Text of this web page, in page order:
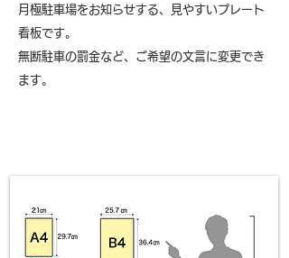
月極駐車場をお知らせする、見やすいプレート
看板です。
無断駐車の罰金など、ご希望の文言に変更でき
ます。